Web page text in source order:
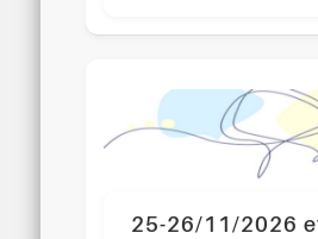
25-26/11/2026